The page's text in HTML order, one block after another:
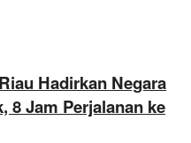
Hadirkan Negara
8 Jam Perjalanan ke